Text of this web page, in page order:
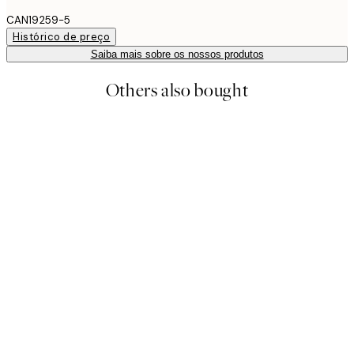
CAN19259-5
Histórico de preço
Saiba mais sobre os nossos produtos
Others also bought